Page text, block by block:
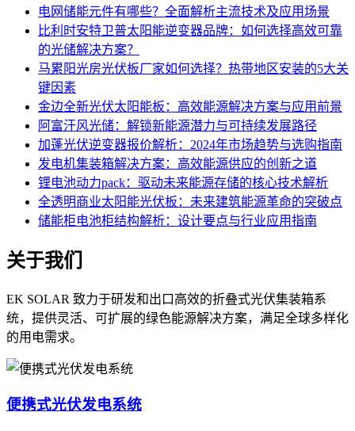
电网储能元件有哪些？全面解析主流技术及应用场景
比利时安特卫普太阳能逆变器品牌：如何选择高效可靠
的光储解决方案？
马累阳光房光伏板厂家如何选择？热带地区安装的5大关
键因素
金边全新光伏太阳能板：高效能源解决方案与应用前景
阿富汗风光储：解锁新能源潜力与可持续发展路径
加蓬光伏逆变器报价解析：2024年市场趋势与选购指南
发电机集装箱解决方案：高效能源供应的创新之道
锂电池动力pack：驱动未来能源存储的核心技术解析
全透明商业太阳能光伏板：未来建筑能源革命的突破点
储能柜电池柜结构解析：设计要点与行业应用指南
关于我们
EK SOLAR 致力于研发和出口高效的折叠式光伏集装箱系
统，提供灵活、可扩展的绿色能源解决方案，满足全球多样化
的用电需求。
便携式光伏发电系统